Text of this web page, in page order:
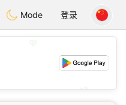
ChatMode 登录
💕